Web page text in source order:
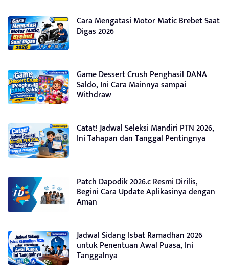
Cara Mengatasi Motor Matic Brebet Saat
Digas 2026
Game Dessert Crush Penghasil DANA
Saldo, Ini Cara Mainnya sampai
Withdraw
Catat! Jadwal Seleksi Mandiri PTN 2026,
Ini Tahapan dan Tanggal Pentingnya
Patch Dapodik 2026.c Resmi Dirilis,
Begini Cara Update Aplikasinya dengan
Aman
Jadwal Sidang Isbat Ramadhan 2026
untuk Penentuan Awal Puasa, Ini
Tanggalnya